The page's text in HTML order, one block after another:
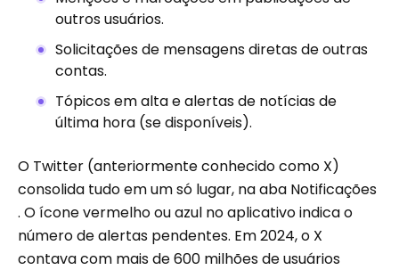
outros usuários.
Solicitações de mensagens diretas de outras
contas.
Tópicos em alta e alertas de notícias de
última hora (se disponíveis).
O Twitter (anteriormente conhecido como X)
consolida tudo em um só lugar, na aba Notificações
. O ícone vermelho ou azul no aplicativo indica o
número de alertas pendentes. Em 2024, o X
contava com mais de 600 milhões de usuários